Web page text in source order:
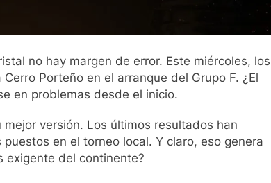
no hay margen de error. Este miércoles, los
Porteño en el arranque del Grupo F. ¿El
en problemas desde el inicio.
versión. Los últimos resultados han
en el torneo local. Y claro, eso genera
exigente del continente?